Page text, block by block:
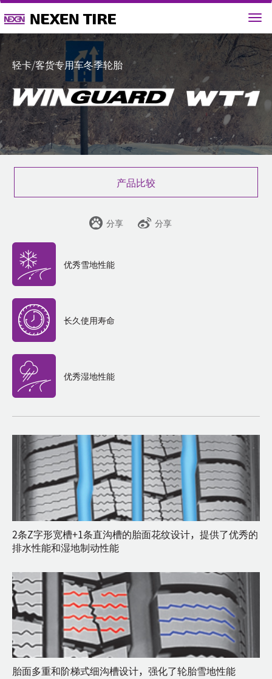
轻卡/客货专用车冬季轮胎
产品比较
分享 分享
优秀雪地性能
长久使用寿命
优秀湿地性能
2条Z字形宽槽+1条直沟槽的胎面花纹设计，提供了优秀的
排水性能和湿地制动性能
胎面多重和阶梯式细沟槽设计，强化了轮胎雪地性能